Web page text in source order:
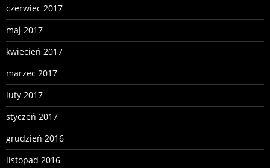
czerwiec 2017
maj 2017
kwiecień 2017
marzec 2017
luty 2017
styczeń 2017
grudzień 2016
listopad 2016